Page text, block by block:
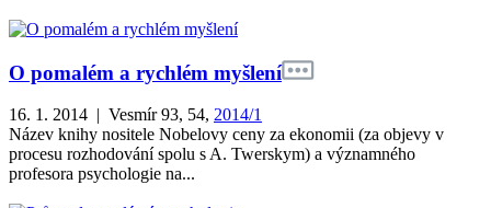
O pomalém a rychlém myšlení
16. 1. 2014 | Vesmír 93, 54, 2014/1
Název knihy nositele Nobelovy ceny za ekonomii (za objevy v
procesu rozhodování spolu s A. Twerskym) a významného
profesora psychologie na...